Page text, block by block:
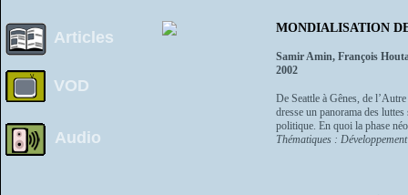
Articles
VOD
Audio
MONDIALISATION
Samir Amin, François
2002
De Seattle à Gênes, de
dresse un panorama des
politique. En quoi la phase
Thématiques : Développement